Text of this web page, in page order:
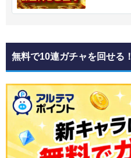
無料で10連ガチャを回せる！